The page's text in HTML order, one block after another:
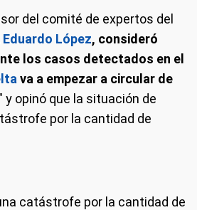
del comité de expertos del
Eduardo López, consideró
los casos detectados en el
va a empezar a circular de
" y opinó que la situación de
por la cantidad de
catástrofe por la cantidad de